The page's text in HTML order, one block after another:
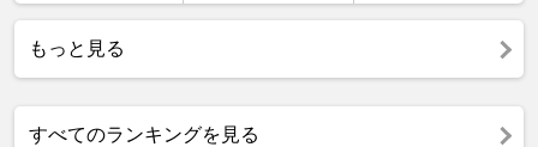
もっと見る
すべてのランキングを見る